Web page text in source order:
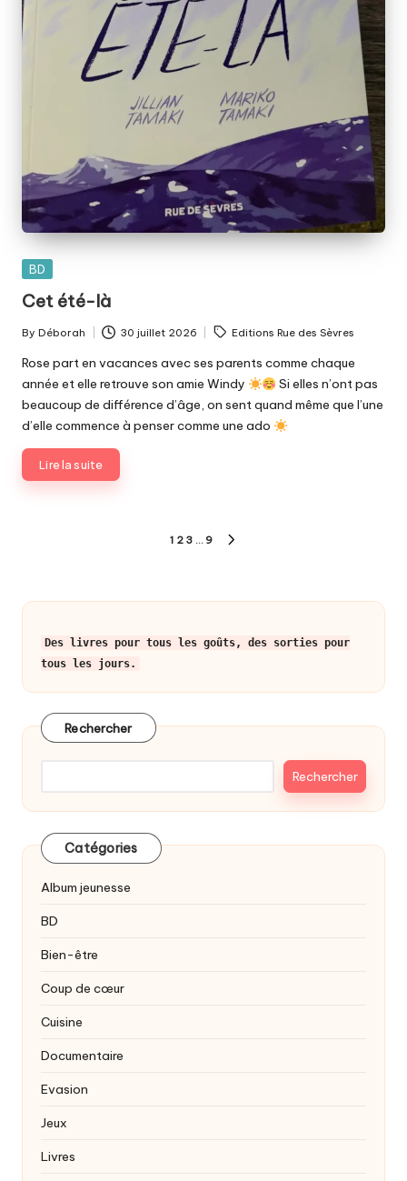
Posted
BD
Cet été-là
Posted
by
By Déborah 30 juillet 2026
Tags: Editions Rue des Sèvres
Rose part en vacances avec ses parents comme chaque
année et elle retrouve son amie Windy
Si elles n’ont pas
beaucoup de différence d’âge, on sent quand même que l’une
d’elle commence à penser comme une ado
Lire la suite
publications
1 2 3 … 9
Des livres pour tous les goûts, des sorties pour
tous les jours.
Rechercher
Rechercher
Catégories
Album jeunesse
BD
Bien-être
Coup de cœur
Cuisine
Documentaire
Evasion
Jeux
Livres